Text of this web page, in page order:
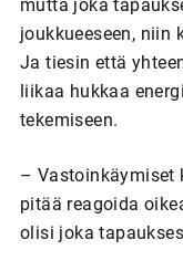
mutta joka
joukkueeseen, niin
Ja tiesin että
liikaa hukkaa
tekemiseen.
– Vastoinkäymiset
pitää reagoida
olisi joka